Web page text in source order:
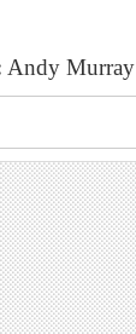
Andy Murray